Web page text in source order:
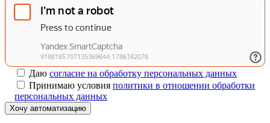
Даю согласие на обработку персональных данных
Принимаю условия политики в отношении обработки
персональных данных
Хочу автоматизацию